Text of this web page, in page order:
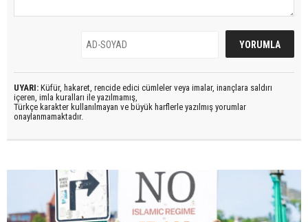
UYARI: Küfür, hakaret, rencide edici cümleler veya imalar, inançlara saldırı
içeren, imla kuralları ile yazılmamış,
Türkçe karakter kullanılmayan ve büyük harflerle yazılmış yorumlar
onaylanmamaktadır.